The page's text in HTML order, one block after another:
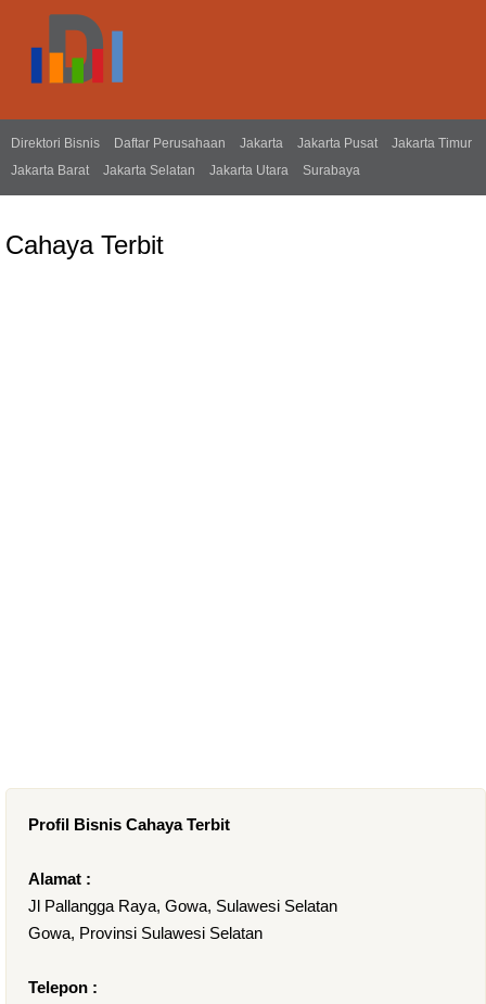
Direktori Bisnis Daftar Perusahaan Jakarta Jakarta Pusat
Jakarta Timur
Jakarta Barat
Jakarta Selatan Jakarta Utara Surabaya
Cahaya Terbit
Profil Bisnis Cahaya Terbit
Alamat :
Jl Pallangga Raya, Gowa, Sulawesi Selatan
Gowa, Provinsi Sulawesi Selatan
Telepon :